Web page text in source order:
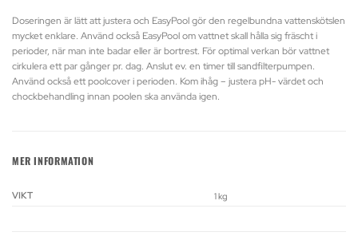
Doseringen är lätt att justera och EasyPool gör den regelbundna vattenskötslen
mycket enklare. Använd också EasyPool om vattnet skall hålla sig fräscht i
perioder, när man inte badar eller är bortrest. För optimal verkan bör vattnet
cirkulera ett par gånger pr. dag. Anslut ev. en timer till sandfilterpumpen.
Använd också ett poolcover i perioden. Kom ihåg – justera pH- värdet och
chockbehandling innan poolen ska använda igen.
MER INFORMATION
VIKT 1 kg